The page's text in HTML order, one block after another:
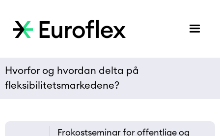
Hvorfor og hvordan delta på
fleksibilitetsmarkedene?
Frokostseminar for offentlige og